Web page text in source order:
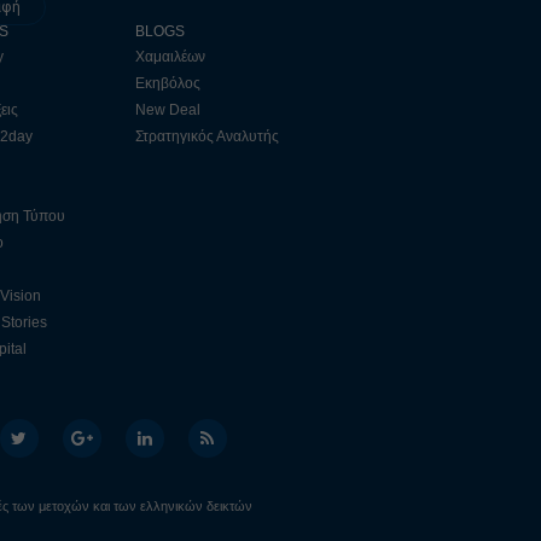
Τύπου
BLOGS
Χαμαιλέων
Εκηβόλος
New Deal
Στρατηγικός Αναλυτής
των μετοχών και των ελληνικών δεικτών